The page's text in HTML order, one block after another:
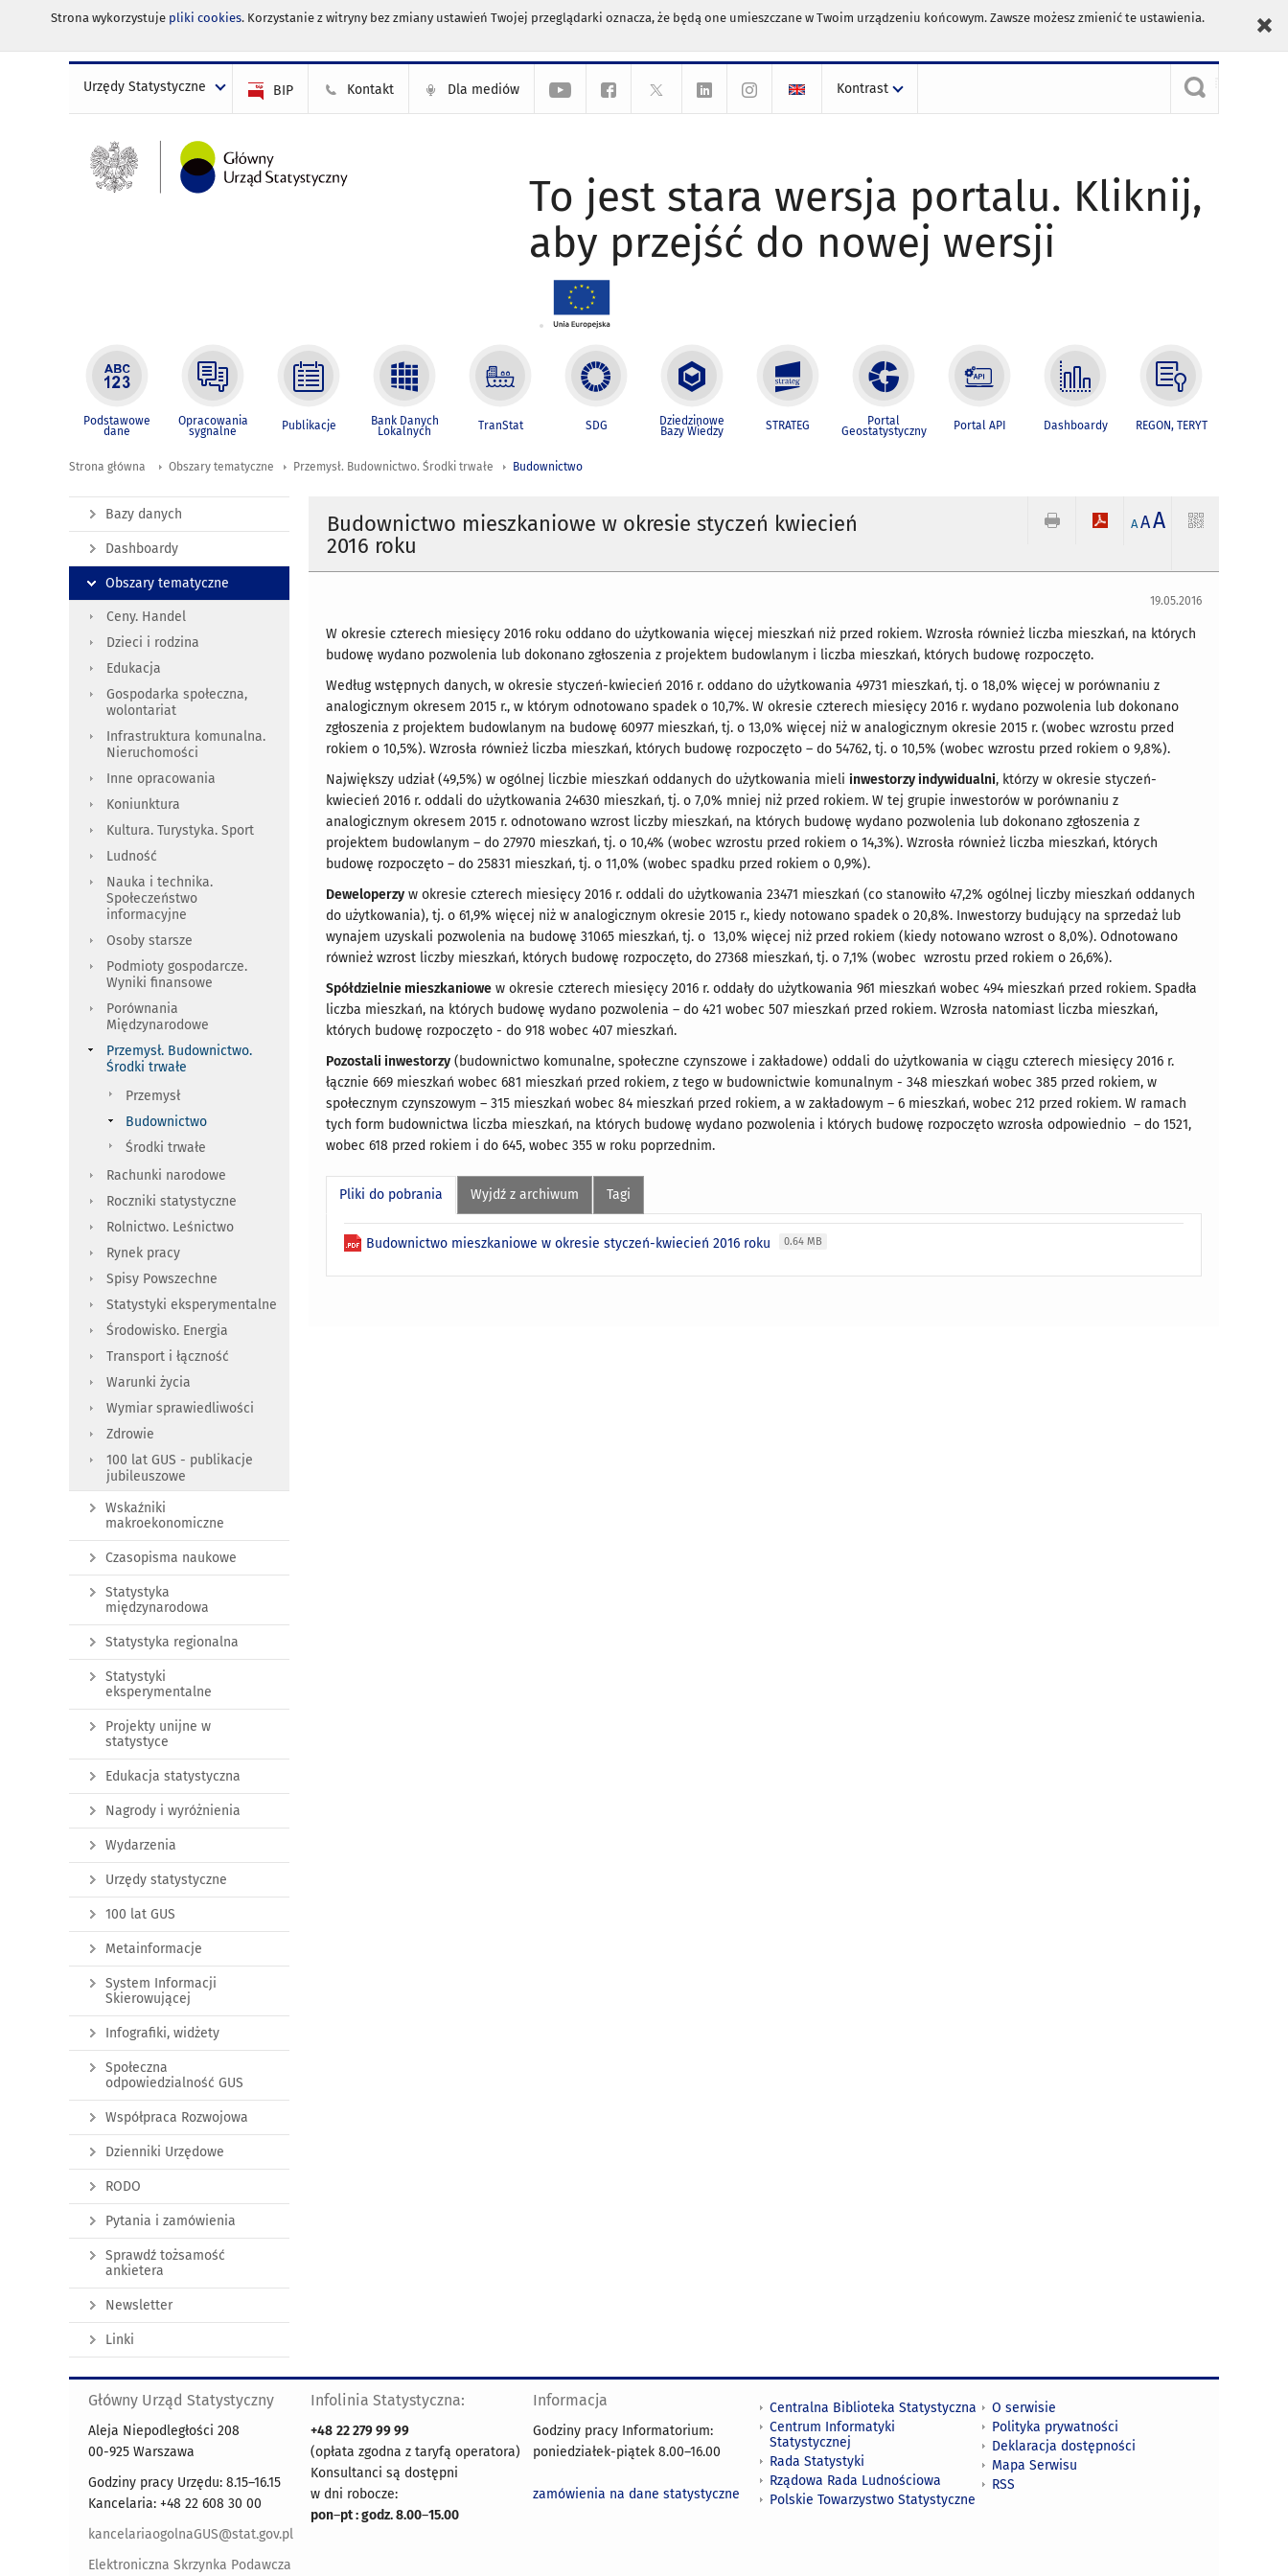
Strona wykorzystuje pliki cookies. Korzystanie z witryny bez zmiany ustawień Twojej przeglądarki oznacza, że będą one umieszczane w Twoim urządzeniu końcowym. Zawsze możesz zmienić te ustawienia.
Urzędy Statystyczne BIP Kontakt Dla mediów Kontrast
To jest stara wersja portalu. Kliknij,
aby przejść do nowej wersji
Podstawowe
dane
Opracowania
sygnalne Publikacje Bank Danych
Lokalnych TranStat SDG Dziedzinowe
Bazy Wiedzy STRATEG Portal
Geostatystyczny Portal API Dashboardy REGON, TERYT
Strona główna Obszary tematyczne Przemysł. Budownictwo. Środki trwałe Budownictwo
Budownictwo mieszkaniowe w okresie styczeń kwiecień
2016 roku
A AA
19.05.2016
W okresie czterech miesięcy 2016 roku oddano do użytkowania więcej mieszkań niż przed rokiem. Wzrosła również liczba mieszkań, na których
budowę wydano pozwolenia lub dokonano zgłoszenia z projektem budowlanym i liczba mieszkań, których budowę rozpoczęto.
Według wstępnych danych, w okresie styczeń-kwiecień 2016 r. oddano do użytkowania 49731 mieszkań, tj. o 18,0% więcej w porównaniu z
analogicznym okresem 2015 r., w którym odnotowano spadek o 10,7%. W okresie czterech miesięcy 2016 r. wydano pozwolenia lub dokonano
zgłoszenia z projektem budowlanym na budowę 60977 mieszkań, tj. o 13,0% więcej niż w analogicznym okresie 2015 r. (wobec wzrostu przed
rokiem o 10,5%). Wzrosła również liczba mieszkań, których budowę rozpoczęto – do 54762, tj. o 10,5% (wobec wzrostu przed rokiem o 9,8%).
Największy udział (49,5%) w ogólnej liczbie mieszkań oddanych do użytkowania mieliinwestorzy indywidualni, którzy w okresie styczeń-
kwiecień 2016 r. oddali do użytkowania 24630 mieszkań, tj. o 7,0% mniej niż przed rokiem. W tej grupie inwestorów w porównaniu z
analogicznym okresem 2015 r. odnotowano wzrost liczby mieszkań, na których budowę wydano pozwolenia lub dokonano zgłoszenia z
projektem budowlanym – do 27970 mieszkań, tj. o 10,4% (wobec wzrostu przed rokiem o 14,3%). Wzrosła również liczba mieszkań, których
budowę rozpoczęto – do 25831 mieszkań, tj. o 11,0% (wobec spadku przed rokiem o 0,9%).
Deweloperzy w okresie czterech miesięcy 2016 r. oddali do użytkowania 23471 mieszkań (co stanowiło 47,2% ogólnej liczby mieszkań oddanych
do użytkowania), tj. o 61,9% więcej niż w analogicznym okresie 2015 r., kiedy notowano spadek o 20,8%. Inwestorzy budujący na sprzedaż lub
wynajem uzyskali pozwolenia na budowę 31065 mieszkań, tj. o 13,0% więcej niż przed rokiem (kiedy notowano wzrost o 8,0%). Odnotowano
również wzrost liczby mieszkań, których budowę rozpoczęto, do 27368 mieszkań, tj. o 7,1% (wobec wzrostu przed rokiem o 26,6%).
Spółdzielnie mieszkaniowe w okresie czterech miesięcy 2016 r. oddały do użytkowania 961 mieszkań wobec 494 mieszkań przed rokiem. Spadła
liczba mieszkań, na których budowę wydano pozwolenia – do 421 wobec 507 mieszkań przed rokiem. Wzrosła natomiast liczba mieszkań,
których budowę rozpoczęto - do 918 wobec 407 mieszkań.
Pozostali inwestorzy (budownictwo komunalne, społeczne czynszowe i zakładowe) oddali do użytkowania w ciągu czterech miesięcy 2016 r.
łącznie 669 mieszkań wobec 681 mieszkań przed rokiem, z tego w budownictwie komunalnym - 348 mieszkań wobec 385 przed rokiem, w
społecznym czynszowym – 315 mieszkań wobec 84 mieszkań przed rokiem, a w zakładowym – 6 mieszkań, wobec 212 przed rokiem. W ramach
tych form budownictwa liczba mieszkań, na których budowę wydano pozwolenia i których budowę rozpoczęto wzrosła odpowiednio – do 1521,
wobec 618 przed rokiem i do 645, wobec 355 w roku poprzednim.
Pliki do pobrania Wyjdź z archiwum Tagi
Budownictwo mieszkaniowe w okresie styczeń-kwiecień 2016 roku 0.64 MB
Bazy danych
Dashboardy
Obszary tematyczne
Ceny. Handel
Dzieci i rodzina
Edukacja
Gospodarka społeczna,
wolontariat
Infrastruktura komunalna.
Nieruchomości
Inne opracowania
Koniunktura
Kultura. Turystyka. Sport
Ludność
Nauka i technika.
Społeczeństwo
informacyjne
Osoby starsze
Podmioty gospodarcze.
Wyniki finansowe
Porównania
Międzynarodowe
Przemysł. Budownictwo.
Środki trwałe
Przemysł
Budownictwo
Środki trwałe
Rachunki narodowe
Roczniki statystyczne
Rolnictwo. Leśnictwo
Rynek pracy
Spisy Powszechne
Statystyki eksperymentalne
Środowisko. Energia
Transport i łączność
Warunki życia
Wymiar sprawiedliwości
Zdrowie
100 lat GUS - publikacje
jubileuszowe
Wskaźniki
makroekonomiczne
Czasopisma naukowe
Statystyka
międzynarodowa
Statystyka regionalna
Statystyki
eksperymentalne
Projekty unijne w
statystyce
Edukacja statystyczna
Nagrody i wyróżnienia
Wydarzenia
Urzędy statystyczne
100 lat GUS
Metainformacje
System Informacji
Skierowującej
Infografiki, widżety
Społeczna
odpowiedzialność GUS
Współpraca Rozwojowa
Dzienniki Urzędowe
RODO
Pytania i zamówienia
Sprawdź tożsamość
ankietera
Newsletter
Linki
Główny Urząd Statystyczny
Aleja Niepodległości 208
00-925 Warszawa
Godziny pracy Urzędu: 8.15–16.15
Kancelaria: +48 22 608 30 00
kancelariaogolnaGUS@stat.gov.pl
Elektroniczna Skrzynka Podawcza
Infolinia Statystyczna:
+48 22 279 99 99
(opłata zgodna z taryfą operatora)
Konsultanci są dostępni
w dni robocze:
pon–pt : godz. 8.00–15.00
Informacja
Godziny pracy Informatorium:
poniedziałek-piątek 8.00–16.00
zamówienia na dane statystyczne
Centralna Biblioteka Statystyczna
Centrum Informatyki
Statystycznej
Rada Statystyki
Rządowa Rada Ludnościowa
Polskie Towarzystwo Statystyczne
O serwisie
Polityka prywatności
Deklaracja dostępności
Mapa Serwisu
RSS